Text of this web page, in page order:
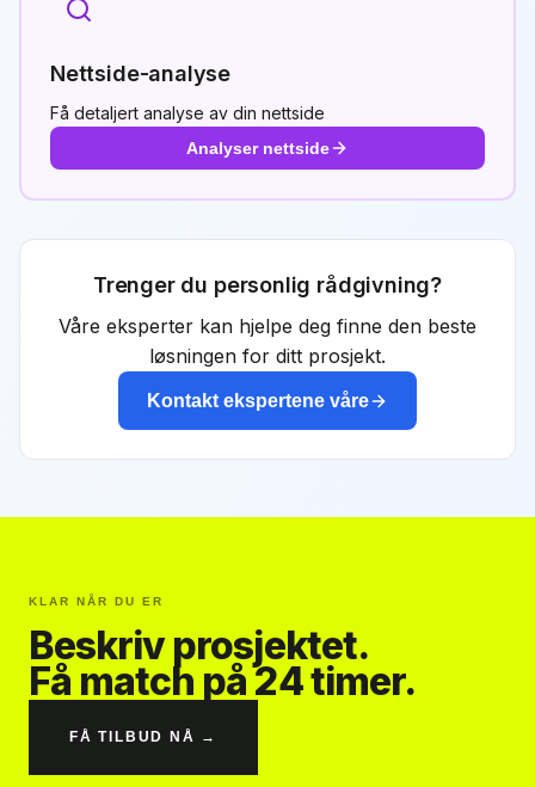
Nettside-analyse
Få detaljert analyse av din nettside
Analyser nettside
Trenger du personlig rådgivning?
Våre eksperter kan hjelpe deg finne den beste
løsningen for ditt prosjekt.
Kontakt ekspertene våre
KLAR NÅR DU ER
Beskriv prosjektet.
Få match på 24 timer.
FÅ TILBUD NÅ →